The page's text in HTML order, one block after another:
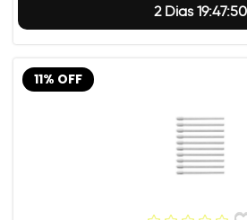
2 Dias 19:47:49
11% OFF